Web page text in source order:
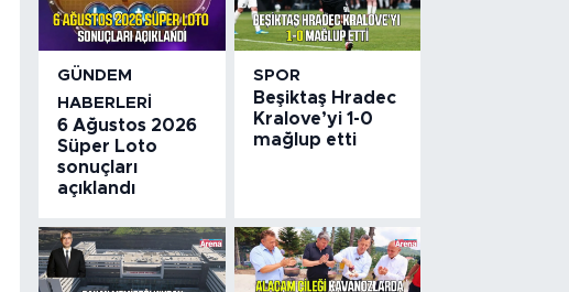
GÜNDEM
HABERLERI
6 Ağustos 2026
Süper Loto
sonuçları
açıklandı
SPOR
Beşiktaş Hradec
Kralove’yi 1-0
mağlup etti